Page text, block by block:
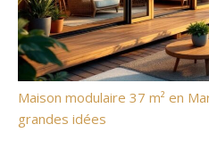
Maison modulaire 37 m² en
grandes idées